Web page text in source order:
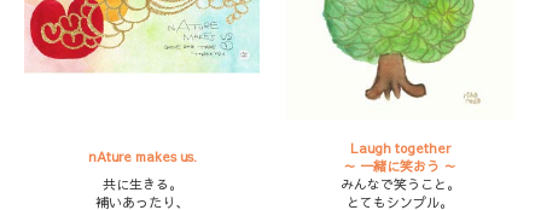
nAture makes us.
Laugh together
～ 一緒に笑おう ～
共に生きる。
補いあったり、
みんなで笑うこと。
とてもシンプル。